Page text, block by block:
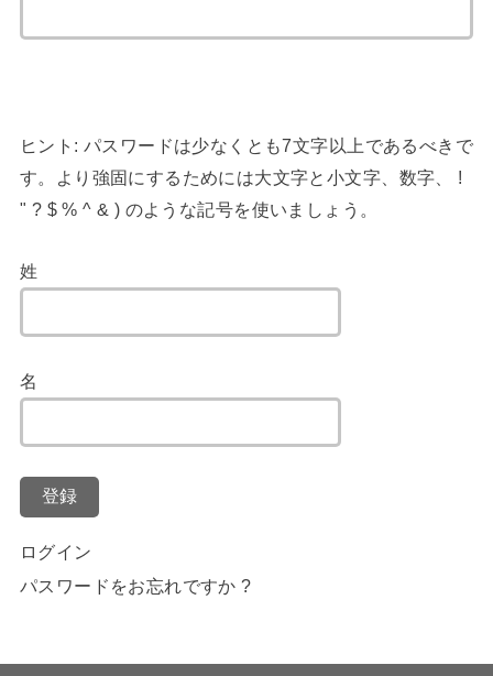
ヒント: パスワードは少なくとも7文字以上であるべきで
す。より強固にするためには大文字と小文字、数字、 !
" ? $ % ^ & ) のような記号を使いましょう。
姓
名
登録
ログイン
パスワードをお忘れですか ?